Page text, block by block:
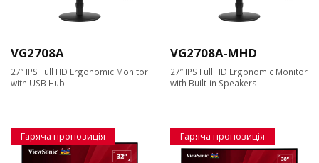
VG2708A
27” IPS Full HD Ergonomic Monitor
with USB Hub
VG2708A-MHD
27” IPS Full HD Ergonomic Monitor
with Built-in Speakers
Гаряча пропозиція Гаряча пропозиція